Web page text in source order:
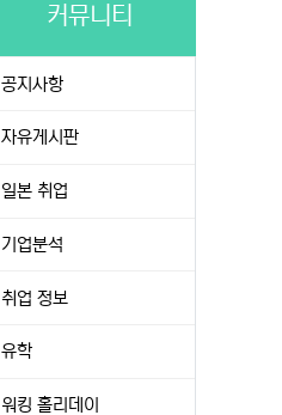
커뮤니티
공지사항
자유게시판
일본 취업
기업분석
취업 정보
유학
워킹 홀리데이